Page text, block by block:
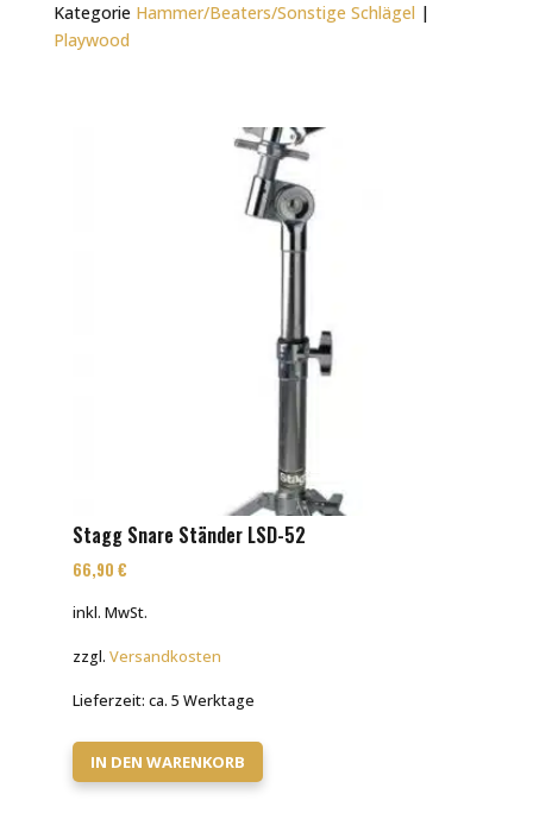
Kategorie Hammer/Beaters/Sonstige Schlägel |
Playwood
Stagg Snare Ständer LSD-52
66,90 €
inkl. MwSt.
zzgl. Versandkosten
Lieferzeit: ca. 5 Werktage
IN DEN WARENKORB